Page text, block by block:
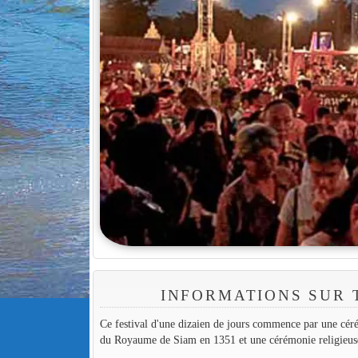
INFORMATIONS SUR
Ce festival d'une dizaien de jours commence par une
du Royaume de Siam en 1351 et une cérémonie